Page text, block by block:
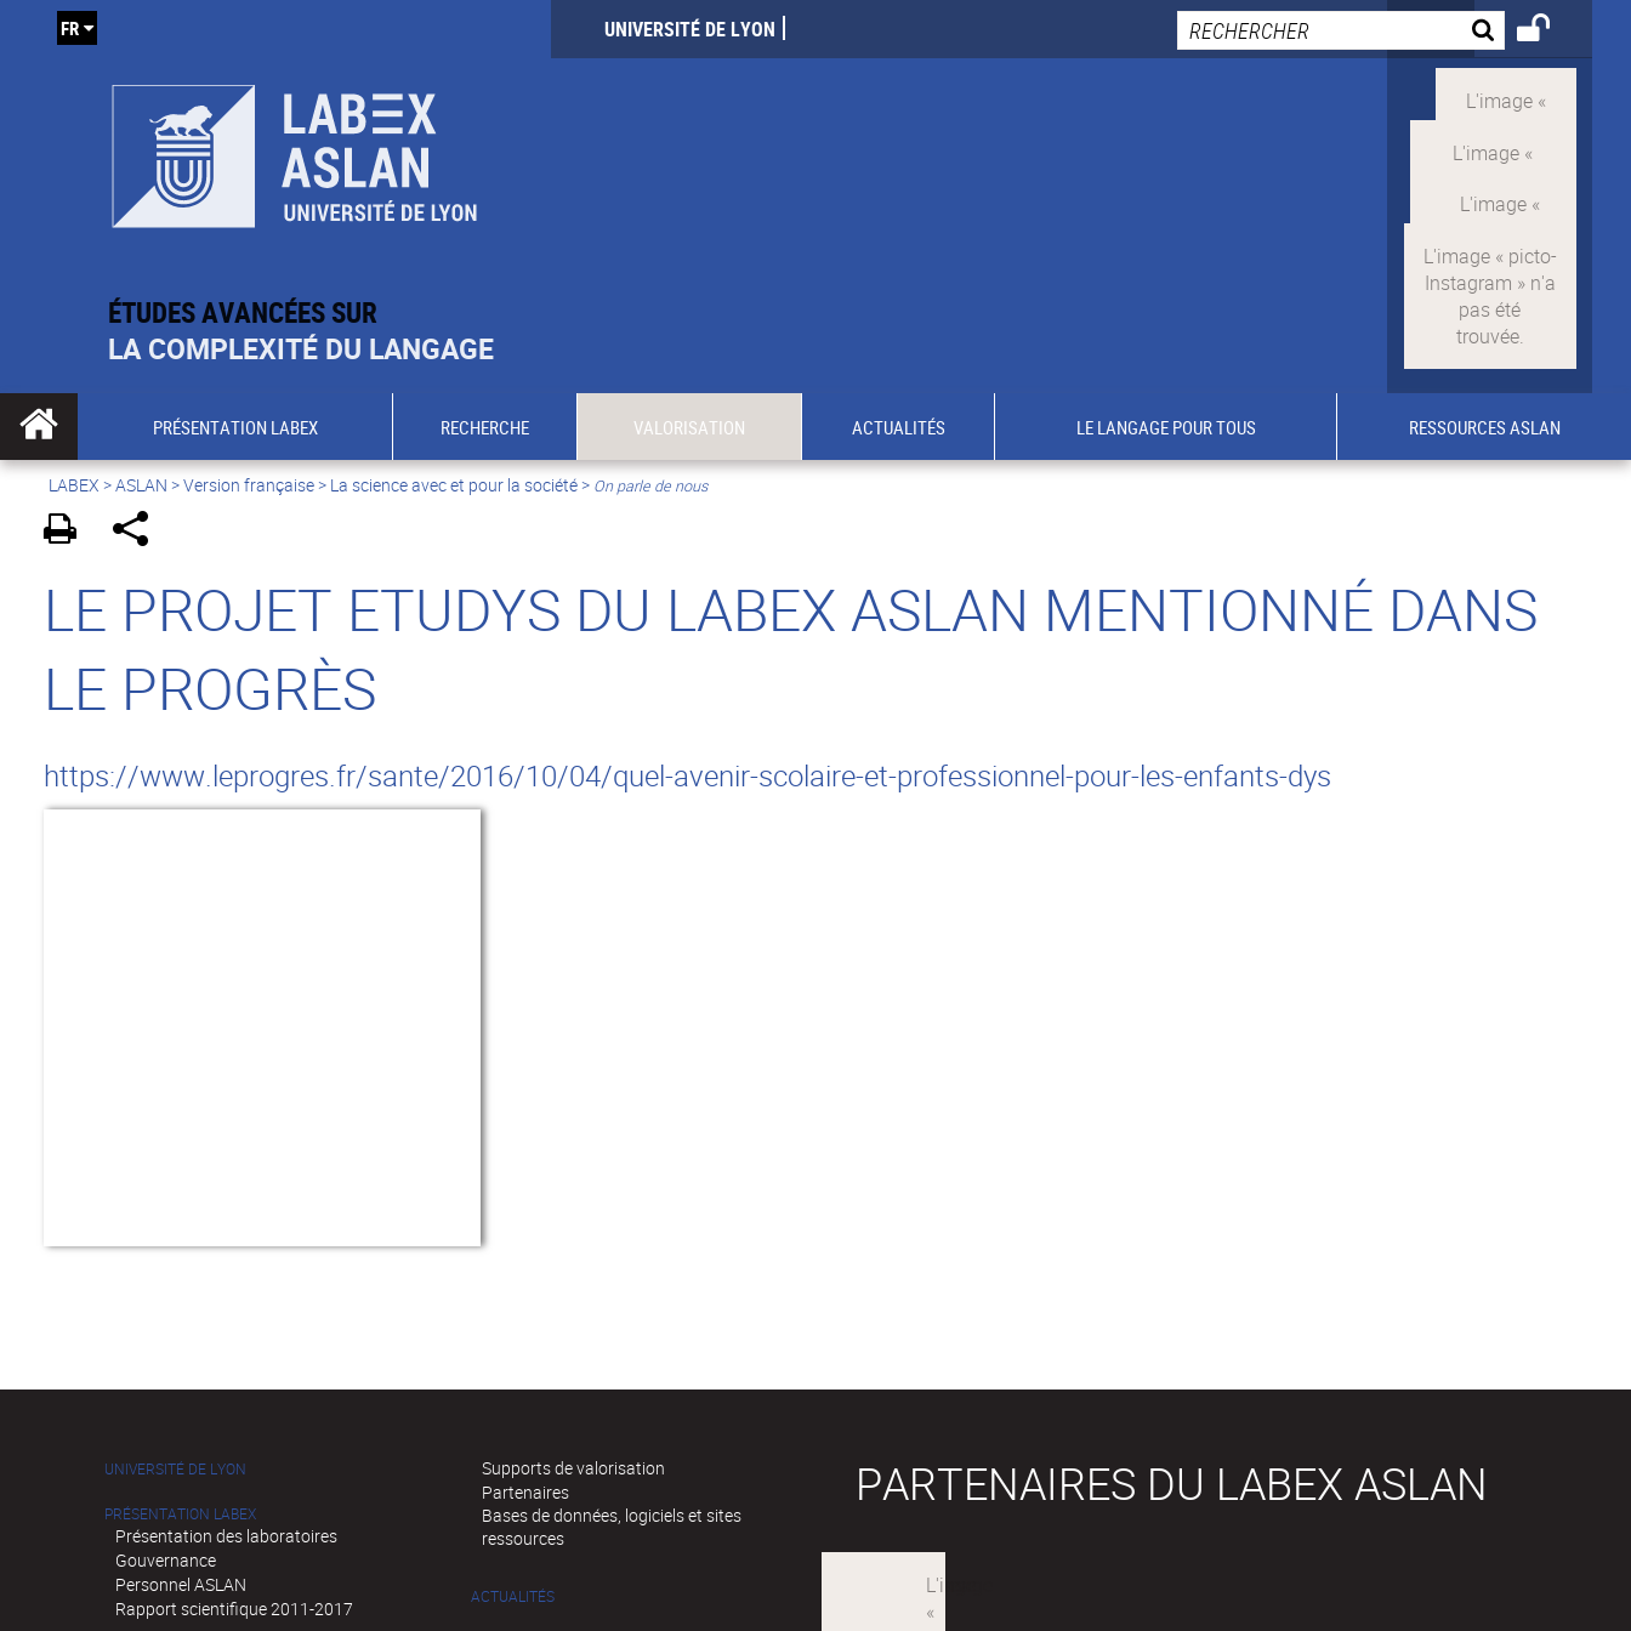
ÉTUDES AVANCÉES SUR
LA COMPLEXITÉ DU LANGAGE
UNIVERSITÉ DE LYON
FR
PRÉSENTATION LABEX RECHERCHE VALORISATION ACTUALITÉS LE LANGAGE POUR TOUS RESSOURCES ASLAN
LABEX >ASLAN >Version française> La science avec et pour la société> On parle de nous
LE PROJET ETUDYS DU LABEX ASLAN MENTIONNÉ DANS
LE PROGRÈS
https://www.leprogres.fr/sante/2016/10/04/quel-avenir-scolaire-et-professionnel-pour-les-enfants-dys
UNIVERSITÉ DE LYON
PRÉSENTATION LABEX
Présentation des laboratoires
Gouvernance
Personnel ASLAN
Rapport scientifique 2011-2017
Supports de valorisation
Partenaires
Bases de données, logiciels et sites
ressources
ACTUALITÉS
PARTENAIRES DU LABEX ASLAN